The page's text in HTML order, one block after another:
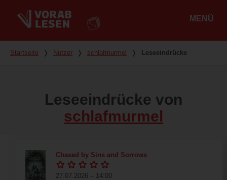
MENÜ
Du bist hier
Startseite ❭ Nutzer ❭ schlafmurmel ❭ Leseeindrücke
Leseeindrücke von
schlafmurmel
Chased by Sins and Sorrows
27.07.2026 – 14:00